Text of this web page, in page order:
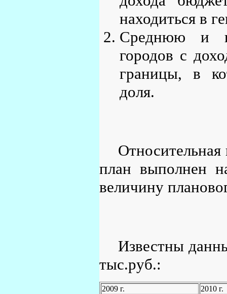
находиться в
Среднюю и
городов с
границы, в
доля.
план выполнен
величину
Известны
тыс.руб.:
2009 г.
2010 г.